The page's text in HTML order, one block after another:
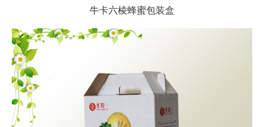
牛卡六棱蜂蜜包装盒